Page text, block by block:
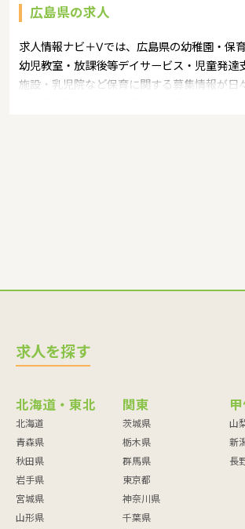
広島県の求人
求人情報ナビ＋Vでは、広島県の幼稚園・保
幼児教室・放課後等デイサービス・児童発達
施設・乳児院など保育に関する募集情報が日
求人を探す
北海道・東北
北海道
青森県
秋田県
岩手県
宮城県
山形県
関東
茨城県
栃木県
群馬県
東京都
神奈川県
千葉県
山
新
長